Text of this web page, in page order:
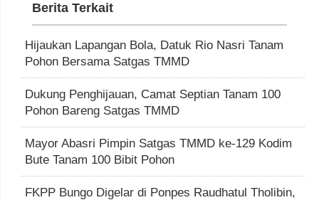
Berita Terkait
Hijaukan Lapangan Bola, Datuk Rio Nasri Tanam
Pohon Bersama Satgas TMMD
Dukung Penghijauan, Camat Septian Tanam 100
Pohon Bareng Satgas TMMD
Mayor Abasri Pimpin Satgas TMMD ke-129 Kodim
Bute Tanam 100 Bibit Pohon
FKPP Bungo Digelar di Ponpes Raudhatul Tholibin,